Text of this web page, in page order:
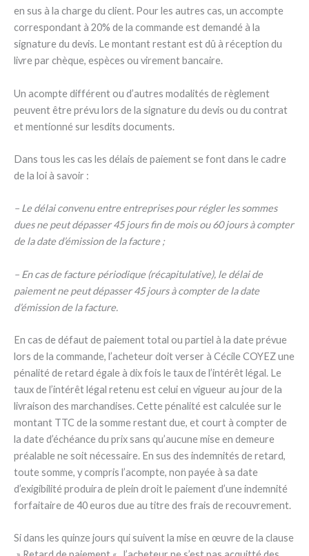
en sus à la charge du client. Pour les autres cas, un accompte
correspondant à 20% de la commande est demandé à la
signature du devis. Le montant restant est dû à réception du
livre par chèque, espèces ou virement bancaire.
Un acompte différent ou d’autres modalités de règlement
peuvent être prévu lors de la signature du devis ou du contrat
et mentionné sur lesdits documents.
Dans tous les cas les délais de paiement se font dans le cadre
de la loi à savoir :
– Le délai convenu entre entreprises pour régler les sommes
dues ne peut dépasser 45 jours fin de mois ou 60 jours à compter
de la date d’émission de la facture ;
– En cas de facture périodique (récapitulative), le délai de
paiement ne peut dépasser 45 jours à compter de la date
d’émission de la facture.
En cas de défaut de paiement total ou partiel à la date prévue
lors de la commande, l’acheteur doit verser à Cécile COYEZ une
pénalité de retard égale à dix fois le taux de l’intérêt légal. Le
taux de l’intérêt légal retenu est celui en vigueur au jour de la
livraison des marchandises. Cette pénalité est calculée sur le
montant TTC de la somme restant due, et court à compter de
la date d’échéance du prix sans qu’aucune mise en demeure
préalable ne soit nécessaire. En sus des indemnités de retard,
toute somme, y compris l’acompte, non payée à sa date
d’exigibilité produira de plein droit le paiement d’une indemnité
forfaitaire de 40 euros due au titre des frais de recouvrement.
Si dans les quinze jours qui suivent la mise en œuvre de la clause